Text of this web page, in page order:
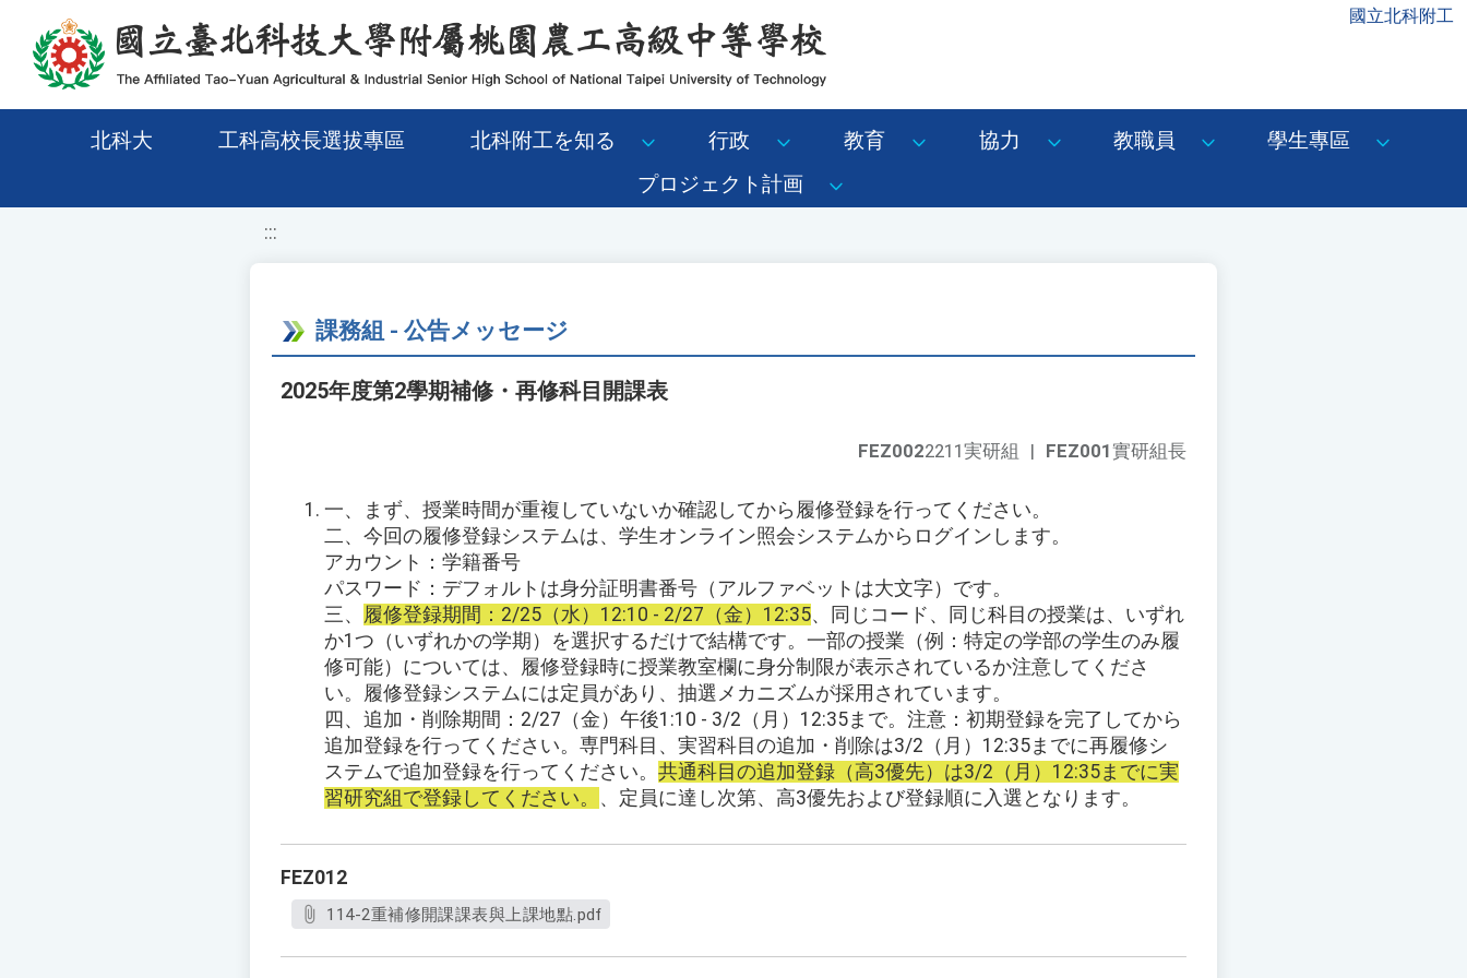
移至網頁之主要內容區位置 國立北科附工
北科大 工科高校長選拔專區 北科附工を知る 行政 教育 協力 教職員
學生專區
プロジェクト計画
:::
課務組 - 公告メッセージ
2025年度第2學期補修・再修科目開課表
FEZ001實研組長
FEZ0022211実研組 |
一、まず、授業時間が重複していないか確認してから履修登録を行ってください。
二、今回の履修登録システムは、学生オンライン照会システムからログインします。
アカウント：学籍番号
パスワード：デフォルトは身分証明書番号（アルファベットは大文字）です。
三、 履修登録期間：2/25（水）12:10 - 2/27（金）12:35、同じコード、同じ科目の授業は、いずれ
か1つ（いずれかの学期）を選択するだけで結構です。一部の授業（例：特定の学部の学生のみ履
修可能）については、履修登録時に授業教室欄に身分制限が表示されているか注意してくださ
い。履修登録システムには定員があり、抽選メカニズムが採用されています。
四、追加・削除期間：2/27（金）午後1:10 - 3/2（月）12:35まで。注意：初期登録を完了してから
追加登録を行ってください。専門科目、実習科目の追加・削除は3/2（月）12:35までに再履修シ
ステムで追加登録を行ってください。 共通科目の追加登録（高3優先）は3/2（月）12:35までに実
習研究組で登録してください。 、定員に達し次第、高3優先および登録順に入選となります。
FEZ012
114-2重補修開課課表與上課地點.pdf